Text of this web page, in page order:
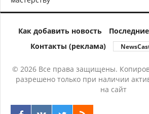
Как добавить новость
Контакты (реклама)
© 2026 Все права защищены.
разрешено только при наличии
на сайт